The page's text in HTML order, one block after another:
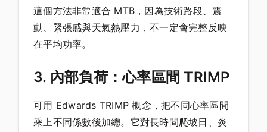
這個方法非常適合 MTB，因為技術路段、震
動、緊張感與天氣熱壓力，不一定會完整反映
在平均功率。
3. 內部負荷：心率區間 TRIMP
可用 Edwards TRIMP 概念，把不同心率區間
乘上不同係數後加總。它對長時間爬坡日、炎